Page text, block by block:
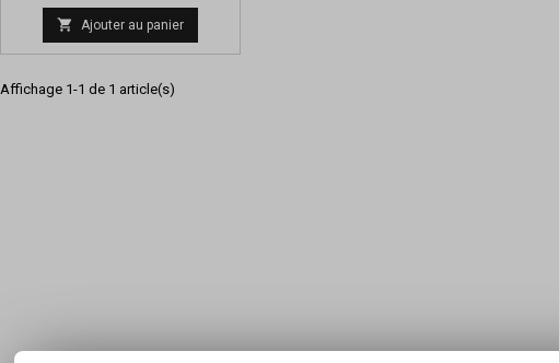
de
base
 Ajouter au panier
Affichage 1-1 de 1 article(s)